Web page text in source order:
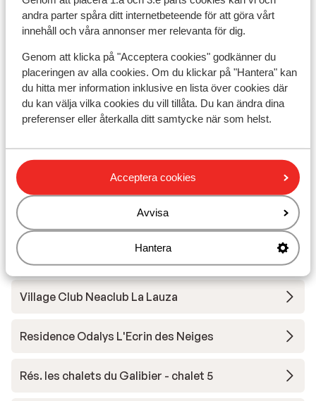
andra parter spåra ditt internetbeteende för att göra vårt
innehåll och våra annonser mer relevanta för dig.
Genom att klicka på "Acceptera cookies" godkänner du
placeringen av alla cookies. Om du klickar på "Hantera" kan
du hitta mer information inklusive en lista över cookies där
du kan välja vilka cookies du vill tillåta. Du kan ändra dina
preferenser eller återkalla ditt samtycke när som helst.
Acceptera cookies
Avvisa
Hantera
Résidence Les Chalets de Valoria - Extra
Résidence P&V Le Thabor - extrapris
Résidence P&V Le Thabor
Résidence Les Chalets du Galibier
Résidence Les Chalets du Galibier (extra
lägenheter)
Résidence Le Hameau de Valloire
Village Club Neaclub La Lauza
Residence Odalys L'Ecrin des Neiges
Rés. les chalets du Galibier - chalet 5